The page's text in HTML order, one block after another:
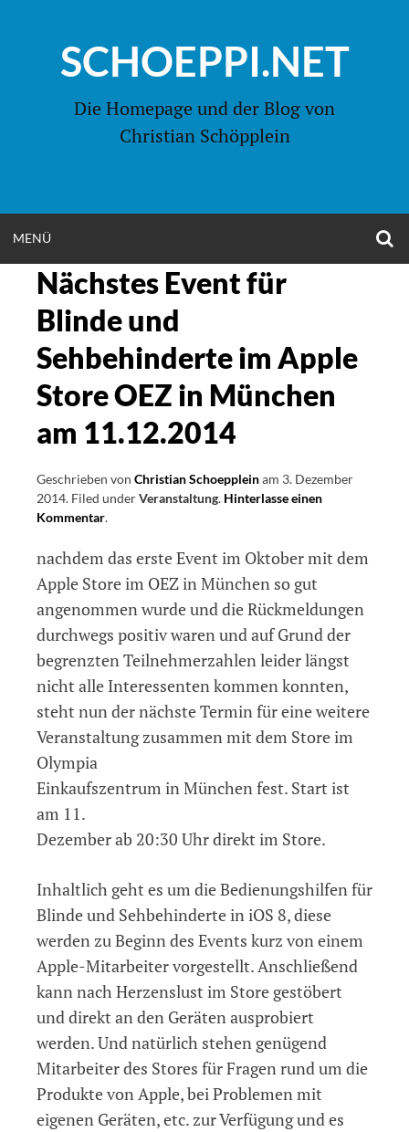
springenSCHOEPPI.NET
Die Homepage und der Blog von
Christian Schöpplein
MENÜ
MENU
Nächstes Event für
Blinde und
Sehbehinderte im Apple
Store OEZ in München
am 11.12.2014
Geschrieben von Christian Schoeppleinam 3. Dezember
2014. Filed underVeranstaltung. Hinterlasse einen
Kommentaron
Event
Blinde
und
Sehbehinderte
Apple
Store
OEZ
München
11.12.2014
.
nachdem das erste Event im Oktober mit dem
Apple Store im OEZ in München so gut
angenommen wurde und die Rückmeldungen
durchwegs positiv waren und auf Grund der
begrenzten Teilnehmerzahlen leider längst
nicht alle Interessenten kommen konnten,
steht nun der nächste Termin für eine weitere
Veranstaltung zusammen mit dem Store im
Olympia
Einkaufszentrum in München fest. Start ist
am 11.
Dezember ab 20:30 Uhr direkt im Store.
Inhaltlich geht es um die Bedienungshilfen für
Blinde und Sehbehinderte in iOS 8, diese
werden zu Beginn des Events kurz von einem
Apple-Mitarbeiter vorgestellt. Anschließend
kann nach Herzenslust im Store gestöbert
und direkt an den Geräten ausprobiert
werden. Und natürlich stehen genügend
Mitarbeiter des Stores für Fragen rund um die
Produkte von Apple, bei Problemen mit
eigenen Geräten, etc. zur Verfügung und es